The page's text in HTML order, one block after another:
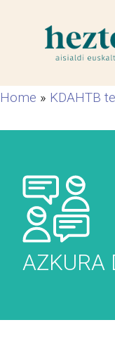
content
Home » KDAHTB
AZKURA